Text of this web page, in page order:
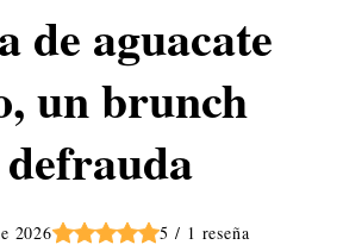
de aguacate
un brunch
2026
5 / 1 reseña